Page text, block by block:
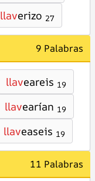
llaverizo 27
9 Palabras
llaveareis 19
llavearían 19
llaveaseis 19
11 Palabras